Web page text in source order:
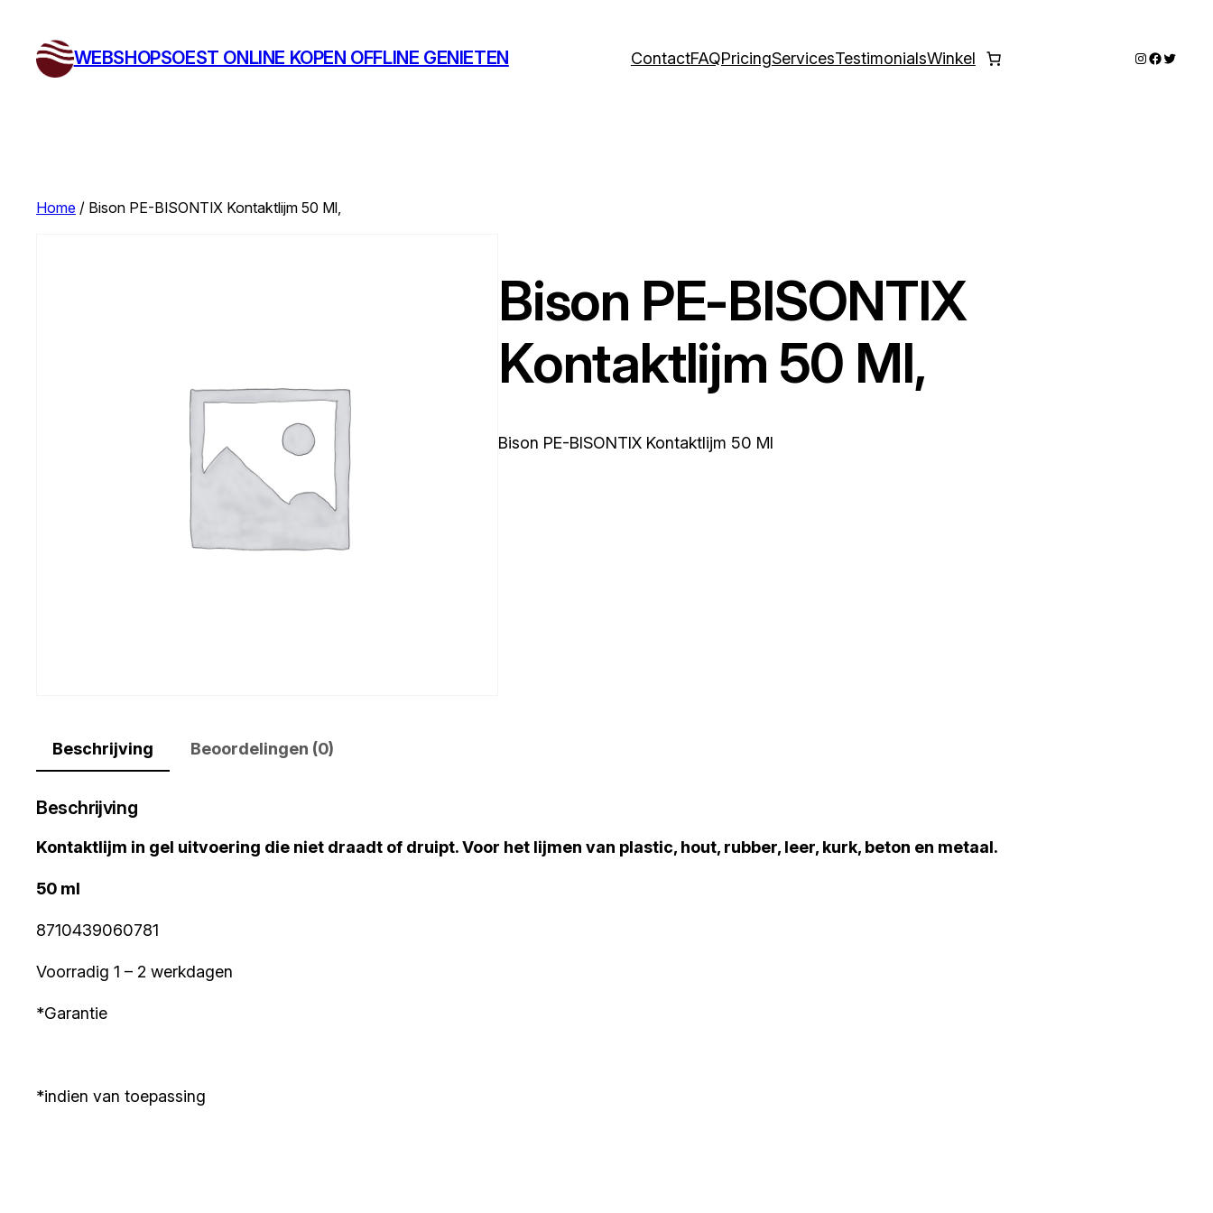
WEBSHOPSOEST ONLINE KOPEN OFFLINE GENIETEN ContactFAQPricingServicesTestimonialsWinkel Instagram
Twitter
Home / Bison PE-BISONTIX Kontaktlijm 50 Ml,
Bison PE-BISONTIX
Kontaktlijm 50 Ml,
Bison PE-BISONTIX Kontaktlijm 50 Ml
Beschrijving Beoordelingen (0)
Beschrijving
Kontaktlijm in gel uitvoering die niet draadt of druipt. Voor het lijmen van plastic, hout, rubber, leer, kurk, beton en metaal.
50 ml
8710439060781
Voorradig 1 – 2 werkdagen
*Garantie
*indien van toepassing